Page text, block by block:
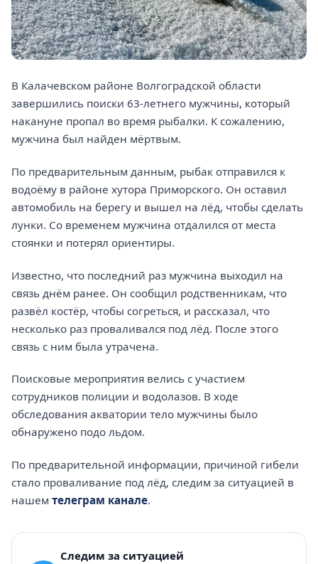
В Калачевском районе Волгоградской области
завершились поиски 63-летнего мужчины, который
накануне пропал во время рыбалки. К сожалению,
мужчина был найден мёртвым.
По предварительным данным, рыбак отправился к
водоёму в районе хутора Приморского. Он оставил
автомобиль на берегу и вышел на лёд, чтобы сделать
лунки. Со временем мужчина отдалился от места
стоянки и потерял ориентиры.
Известно, что последний раз мужчина выходил на
связь днём ранее. Он сообщил родственникам, что
развёл костёр, чтобы согреться, и рассказал, что
несколько раз проваливался под лёд. После этого
связь с ним была утрачена.
Поисковые мероприятия велись с участием
сотрудников полиции и водолазов. В ходе
обследования акватории тело мужчины было
обнаружено подо льдом.
По предварительной информации, причиной гибели
стало проваливание под лёд, следим за ситуацией в
нашем телеграм канале.
Следим за ситуацией